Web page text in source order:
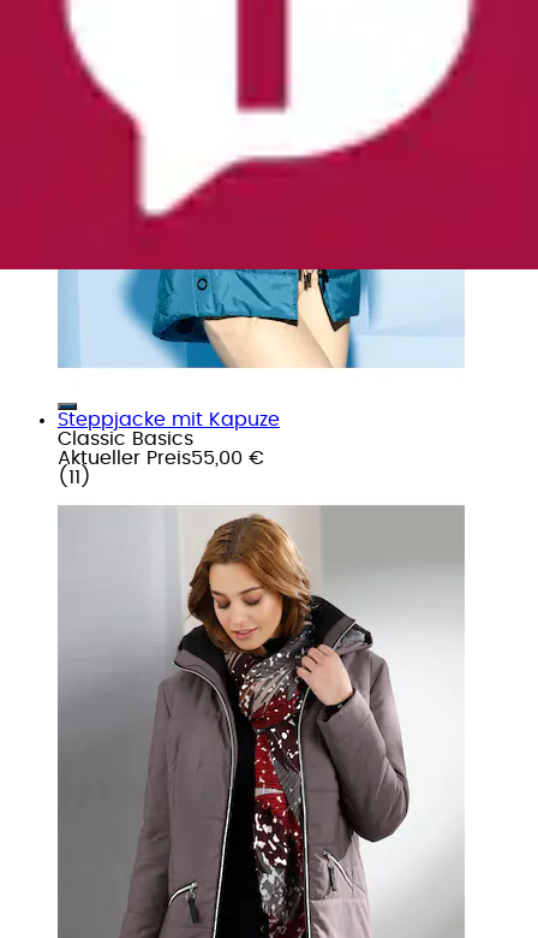
Steppjacke mit Kapuze
Classic Basics
Aktueller Preis55,00 €
( 11 )